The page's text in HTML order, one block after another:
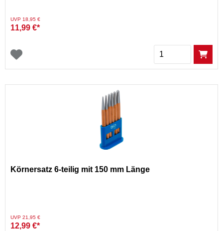
Preis reduziert von
UVP 18,95 €auf
11,99 €*
Menge
Körnersatz 6-teilig mit 150 mm Länge
Preis reduziert von
UVP 21,95 €auf
12,99 €*